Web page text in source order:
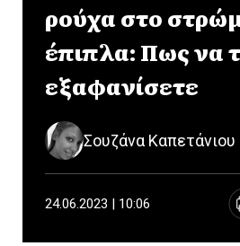
ρούχα στο
έπιπλα: Πως να
εξαφανίσετε
Σουζάνα Καπετάνιου
24.06.2023 | 10:06